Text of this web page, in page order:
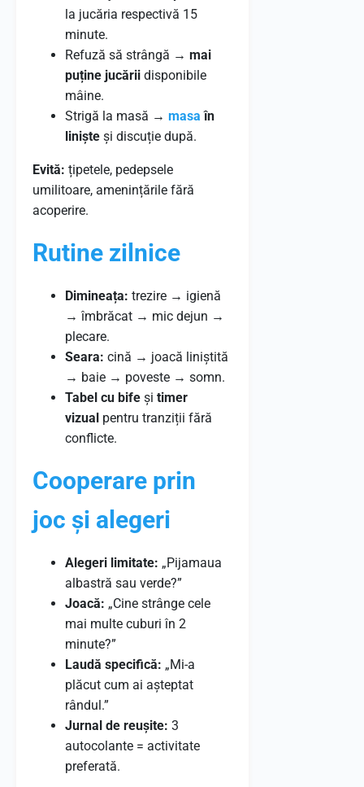
la jucăria respectivă 15
minute.
Refuză să strângă → mai
puține jucării disponibile
mâine.
Strigă la masă → masa în
liniște și discuție după.
Evită: țipetele, pedepsele
umilitoare, amenințările fără
acoperire.
Rutine zilnice
Dimineața: trezire → igienă
→ îmbrăcat → mic dejun →
plecare.
Seara: cină → joacă liniștită
→ baie → poveste → somn.
Tabel cu bife și timer
vizual pentru tranziții fără
conflicte.
Cooperare prin
joc și alegeri
Alegeri limitate: „Pijamaua
albastră sau verde?”
Joacă: „Cine strânge cele
mai multe cuburi în 2
minute?”
Laudă specifică: „Mi-a
plăcut cum ai așteptat
rândul.”
Jurnal de reușite: 3
autocolante = activitate
preferată.